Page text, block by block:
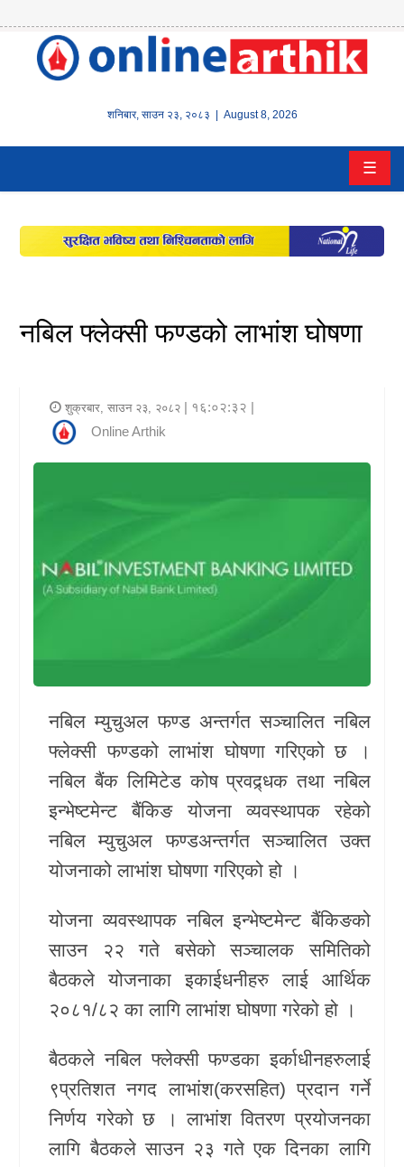
शनिबार, साउन २३, २०८३ | August 8, 2026
होम
वित्त
इन्स्योरेन्स
पूँजीबजार
शैली
अन्य
सूचना
र
प्रविधि
शिक्षा
स्वास्थ्य
खेलकुद
☰
नबिल फ्लेक्सी फण्डको लाभांश घोषणा
शुक्रबार, साउन २३, २०८२ | १६:०२:३२ |
Online Arthik
नबिल म्युचुअल फण्ड अन्तर्गत सञ्चालित नबिल
फ्लेक्सी फण्डको लाभांश घोषणा गरिएको छ ।
नबिल बैंक लिमिटेड कोष प्रवद्र्धक तथा नबिल
इन्भेष्टमेन्ट बैंकिङ योजना व्यवस्थापक रहेको
नबिल म्युचुअल फण्डअन्तर्गत सञ्चालित उक्त
योजनाको लाभांश घोषणा गरिएको हो ।
योजना व्यवस्थापक नबिल इन्भेष्टमेन्ट बैंकिङको
साउन २२ गते बसेको सञ्चालक समितिको
बैठकले योजनाका इकाईधनीहरु लाई आर्थिक
२०८१/८२ का लागि लाभांश घोषणा गरेको हो ।
बैठकले नबिल फ्लेक्सी फण्डका इर्काधीनहरुलाई
९प्रतिशत नगद लाभांश(करसहित) प्रदान गर्ने
निर्णय गरेको छ । लाभांश वितरण प्रयोजनका
लागि बैठकले साउन २३ गते एक दिनका लागि